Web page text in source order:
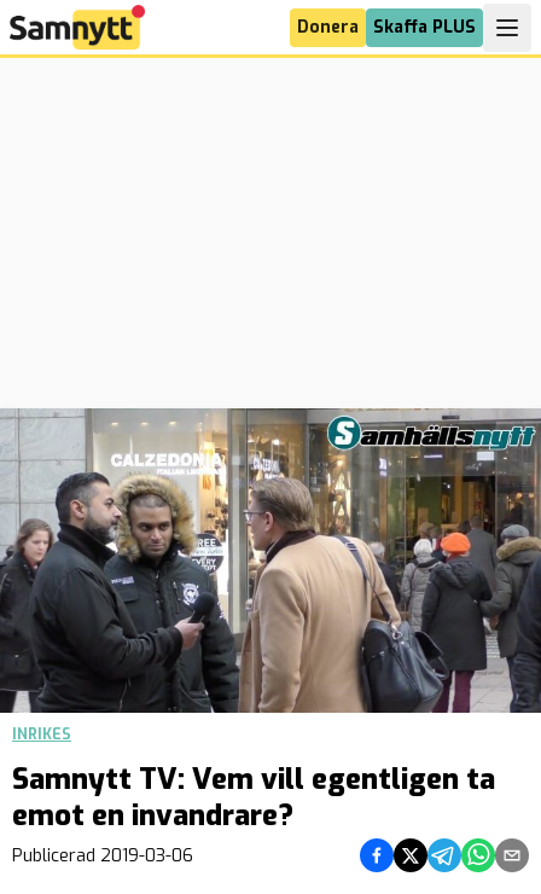
Donera Skaffa PLUS
INRIKES
Samnytt TV: Vem vill egentligen ta
emot en invandrare?
Publicerad 2019-03-06 Dela på Facebook
Dela på Twitter
Dela påDela på
Dela